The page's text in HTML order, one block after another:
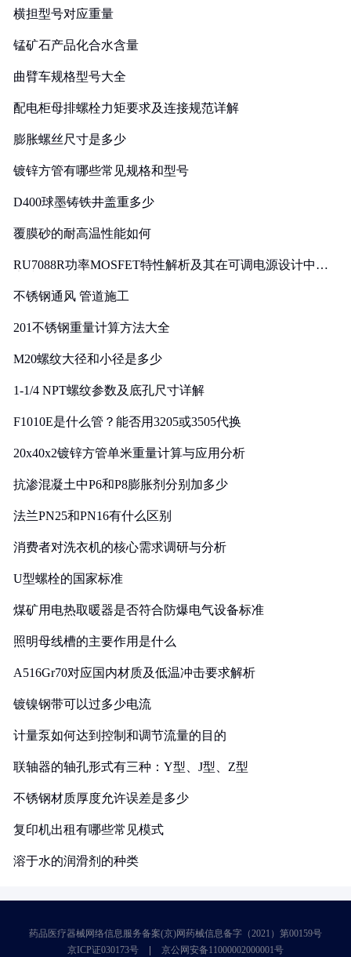
横担型号对应重量
锰矿石产品化合水含量
曲臂车规格型号大全
配电柜母排螺栓力矩要求及连接规范详解
膨胀螺丝尺寸是多少
镀锌方管有哪些常见规格和型号
D400球墨铸铁井盖重多少
覆膜砂的耐高温性能如何
RU7088R功率MOSFET特性解析及其在可调电源设计中的
不锈钢通风 管道施工
201不锈钢重量计算方法大全
M20螺纹大径和小径是多少
1-1/4 NPT螺纹参数及底孔尺寸详解
F1010E是什么管？能否用3205或3505代换
20x40x2镀锌方管单米重量计算与应用分析
抗渗混凝土中P6和P8膨胀剂分别加多少
法兰PN25和PN16有什么区别
消费者对洗衣机的核心需求调研与分析
U型螺栓的国家标准
煤矿用电热取暖器是否符合防爆电气设备标准
照明母线槽的主要作用是什么
A516Gr70对应国内材质及低温冲击要求解析
镀镍钢带可以过多少电流
计量泵如何达到控制和调节流量的目的
联轴器的轴孔形式有三种：Y型、J型、Z型
不锈钢材质厚度允许误差是多少
复印机出租有哪些常见模式
溶于水的润滑剂的种类
药品医疗器械网络信息服务备案(京)网药械信息备字（2021）第00159号
京ICP证030173号
京公网安备11000002000001号